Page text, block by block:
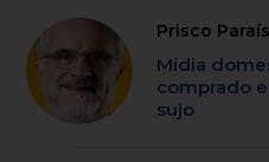
Prisco
Mídia
comprado
sujo